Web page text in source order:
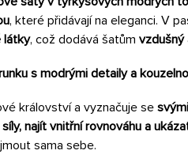
, které přidávají na eleganci. V
látky, což dodává šatům vzdušný
s modrými detaily a
království a vyznačuje se
najít vnitřní rovnováhu a
sama sebe.